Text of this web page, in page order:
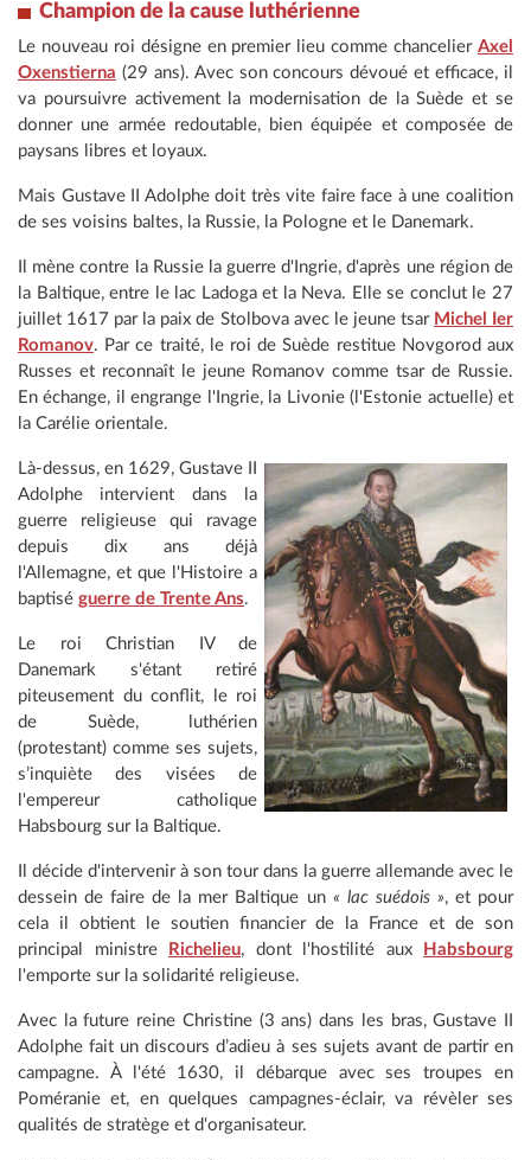
Champion de la cause luthérienne
Le nouveau roi désigne en premier lieu comme chancelier Axel
Oxenstierna (29 ans). Avec son concours dévoué et efficace, il
va poursuivre activement la modernisation de la Suède et se
donner une armée redoutable, bien équipée et composée de
paysans libres et loyaux.
Mais Gustave II Adolphe doit très vite faire face à une coalition
de ses voisins baltes, la Russie, la Pologne et le Danemark.
Il mène contre la Russie la guerre d'Ingrie, d'après une région de
la Baltique, entre le lac Ladoga et la Neva. Elle se conclut le 27
juillet 1617 par la paix de Stolbova avec le jeune tsar Michel Ier
Romanov. Par ce traité, le roi de Suède restitue Novgorod aux
Russes et reconnaît le jeune Romanov comme tsar de Russie.
En échange, il engrange l'Ingrie, la Livonie (l'Estonie actuelle) et
la Carélie orientale.
Là-dessus, en 1629, Gustave II
Adolphe intervient dans la
guerre religieuse qui ravage
depuis dix ans déjà
l'Allemagne, et que l'Histoire a
baptisé guerre de Trente Ans.
Le roi Christian IV de
Danemark s'étant retiré
piteusement du conflit, le roi
de Suède, luthérien
(protestant) comme ses sujets,
s’inquiète des visées de
l'empereur catholique
Habsbourg sur la Baltique.
Il décide d'intervenir à son tour dans la guerre allemande avec le
dessein de faire de la mer Baltique un « lac suédois », et pour
cela il obtient le soutien financier de la France et de son
principal ministre
Richelieu, dont l'hostilité aux
Habsbourg
l'emporte sur la solidarité religieuse.
Avec la future reine Christine (3 ans) dans les bras, Gustave II
Adolphe fait un discours d’adieu à ses sujets avant de partir en
campagne. À l'été 1630, il débarque avec ses troupes en
Poméranie et, en quelques campagnes-éclair, va révèler ses
qualités de stratège et d'organisateur.